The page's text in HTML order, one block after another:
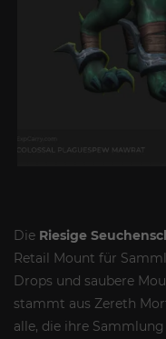
Die Riesige
Retail Mount für
Drops und saubere
stammt aus Zereth
alle, die ihre